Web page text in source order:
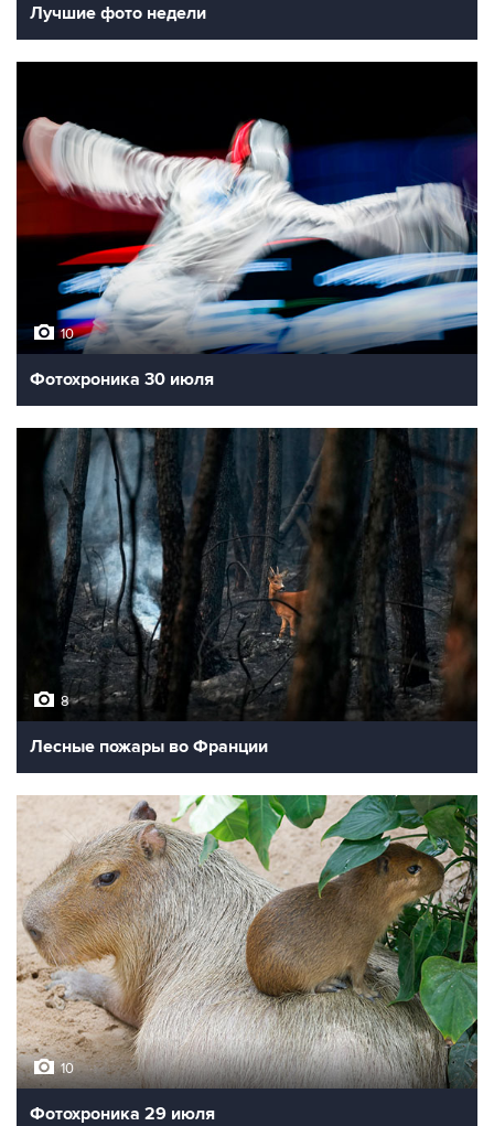
Лучшие фото недели
10
Фотохроника 30 июля
8
Лесные пожары во Франции
10
Фотохроника 29 июля